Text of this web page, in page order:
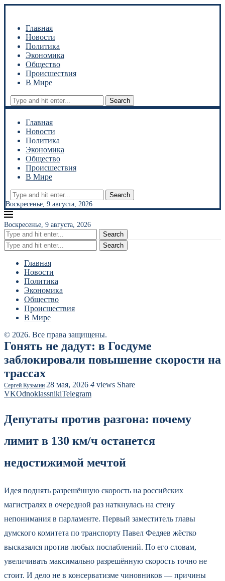
Главная
Новости
Политика
Экономика
Общество
Происшествия
В Мире
Search
Главная
Новости
Политика
Экономика
Общество
Происшествия
В Мире
Search
Воскресенье, 9 августа, 2026
Воскресенье, 9 августа, 2026
Search
Search
Главная
Новости
Политика
Экономика
Общество
Происшествия
В Мире
© 2026. Все права защищены.
Гонять не дадут: в Госдуме
заблокировали повышение скорости на
трассах
Сергей Кузьмин 28 мая, 2026 4 views Share
VKOdnoklassnikiTelegram
Депутаты против разгона: почему
лимит в 130 км/ч останется
недостижимой мечтой
Идея поднять разрешённую скорость на российских
магистралях в очередной раз наткнулась на стену
непонимания в парламенте. Первый заместитель главы
думского комитета по транспорту Павел Федяев жёстко
высказался против любых послаблений. По его словам,
увеличивать максимально разрешённую скорость точно не
стоит. И дело не в консерватизме чиновников — причины